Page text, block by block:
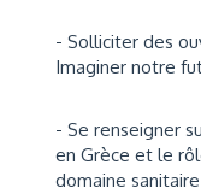
- Solliciter des
Imaginer notre
- Se renseigner
en Grèce et le
domaine